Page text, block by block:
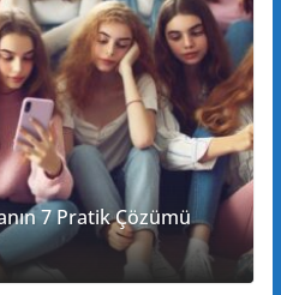
7 Pratik Çözümü